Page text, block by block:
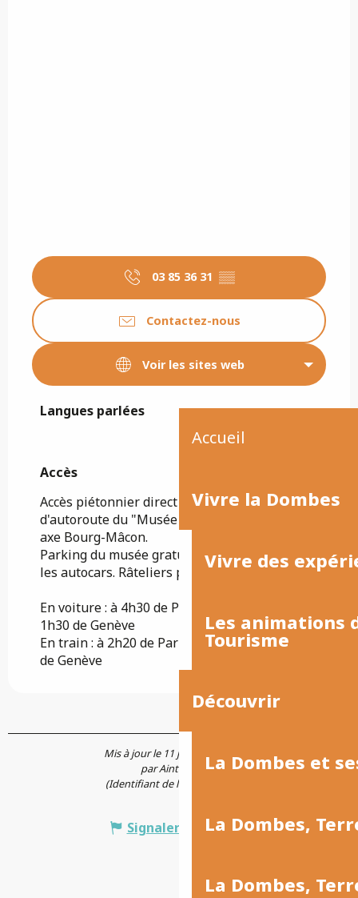
Accueil
Vivre la Dombes
Vivre des
Les animations
Tourisme
Découvrir
La Dombes et
La Dombes,
La Dombes,
03 85 36 31 ▒▒
Contactez-nous
Voir les sites web
Langues parlées
Langues parlées
Accès
Accès
Accès piétonnier direct depuis l'aire
d'autoroute du "Musée de la Bresse" sur l'A40
axe Bourg-Mâcon.
Parking du musée gratuit pour les voitures et
les autocars. Râteliers pour les vélos.
En voiture : à 4h30 de Paris, 1h10 de Lyon,
1h30 de Genève
En train : à 2h20 de Paris, 1h20 de Lyon, 2h10
de Genève
Mis à jour le 11 juin 2026 à 16:39
par Aintourisme
(Identifiant de l'offre :
Signaler une erreur